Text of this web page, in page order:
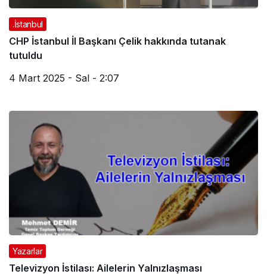
.İstanbul
CHP İstanbul İl Başkanı Çelik hakkında tutanak
tutuldu
4 Mart 2025 - Sal - 2:07
Yazarlar
Televizyon İstilası: Ailelerin Yalnızlaşması